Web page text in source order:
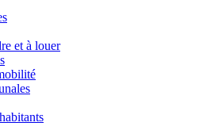
et à louer